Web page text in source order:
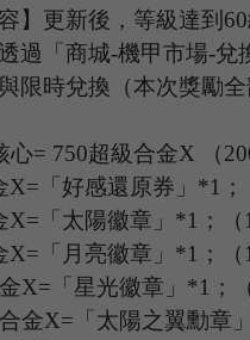
】更新後，等級達到
過「商城-機甲市場-兌
限時兌換（本次獎勵全
心= 750超級合金X （
X=「好感還原券」*1；
X=「太陽徽章」*1；（
X=「月亮徽章」*1；（
X=「星光徽章」*1；
金X=「太陽之翼勳章